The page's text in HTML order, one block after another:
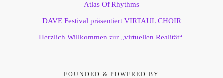
Atlas Of Rhythms
DAVE Festival präsentiert VIRTAUL CHOIR
Herzlich Willkommen zur „virtuellen Realität“.
FOUNDED & POWERED BY